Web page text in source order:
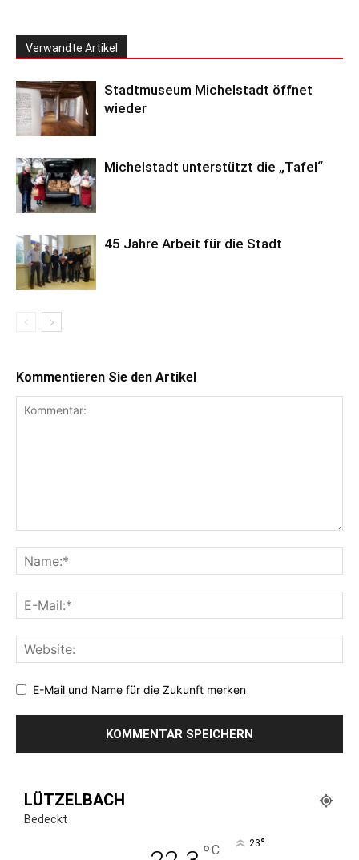
Verwandte Artikel
Stadtmuseum Michelstadt öffnet
wieder
Michelstadt unterstützt die „Tafel“
45 Jahre Arbeit für die Stadt
Kommentieren Sie den Artikel
E-Mail und Name für die Zukunft merken
LÜTZELBACH
Bedeckt
°C 23°